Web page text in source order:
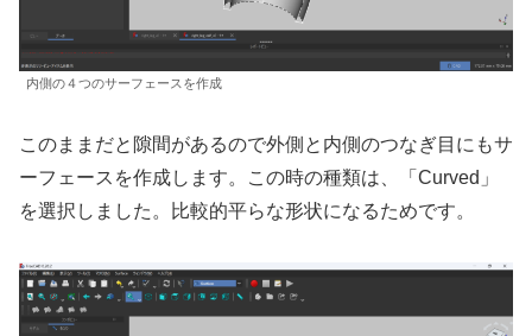
内側の４つのサーフェースを作成
このままだと隙間があるので外側と内側のつなぎ目にもサ
ーフェースを作成します。この時の種類は、「Curved」
を選択しました。比較的平らな形状になるためです。